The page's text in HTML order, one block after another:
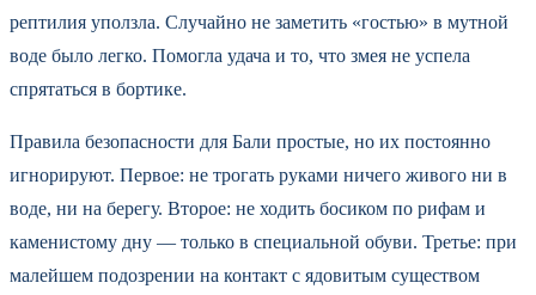
рептилия уползла. Случайно не заметить «гостью» в мутной
воде было легко. Помогла удача и то, что змея не успела
спрятаться в бортике.
Правила безопасности для Бали простые, но их постоянно
игнорируют. Первое: не трогать руками ничего живого ни в
воде, ни на берегу. Второе: не ходить босиком по рифам и
каменистому дну — только в специальной обуви. Третье: при
малейшем подозрении на контакт с ядовитым существом